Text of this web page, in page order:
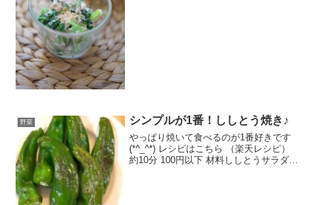
野菜 シンプルが1番！ししとう焼き♪
やっぱり焼いて食べるのが1番好きです
(*^_^*) レシピはこちら （楽天レシピ）
約10分 100円以下 材料ししとうサラダ油